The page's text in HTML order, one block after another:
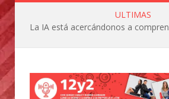
ULTIMAS